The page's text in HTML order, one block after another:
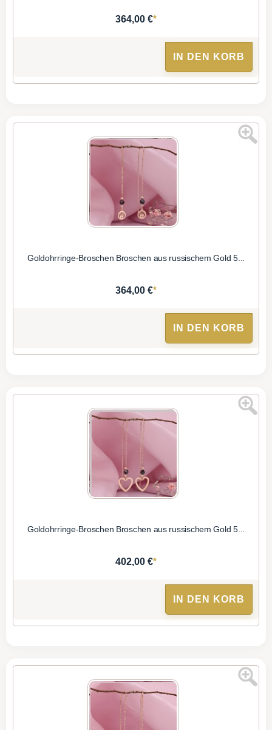
364,00 €*
IN DEN KORB
Goldohrringe-Broschen Broschen aus russischem Gold 5...
364,00 €*
IN DEN KORB
Goldohrringe-Broschen Broschen aus russischem Gold 5...
402,00 €*
IN DEN KORB